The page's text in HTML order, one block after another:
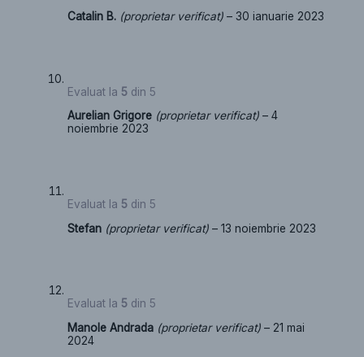
Catalin B. (proprietar verificat) – 30 ianuarie 2023
Evaluat la 5din 5
Aurelian Grigore (proprietar verificat) – 4
noiembrie 2023
Evaluat la 5din 5
Stefan (proprietar verificat) – 13 noiembrie 2023
Evaluat la 5din 5
Manole Andrada (proprietar verificat) – 21 mai
2024